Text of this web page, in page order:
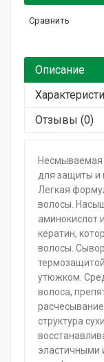
Сравнить
Описание
Отзывы (0)
Несмываемая
для защиты и
Легкая
волосы.
аминокислот
кератин,
волосы.
утюжком.
волоса,
структура
эластичными